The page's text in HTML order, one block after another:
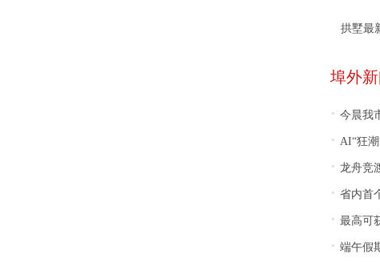
拱墅最
埠外
· 今晨我市
· AI“狂
· 龙舟竞
· 省内首
· 最高可
· 端午假